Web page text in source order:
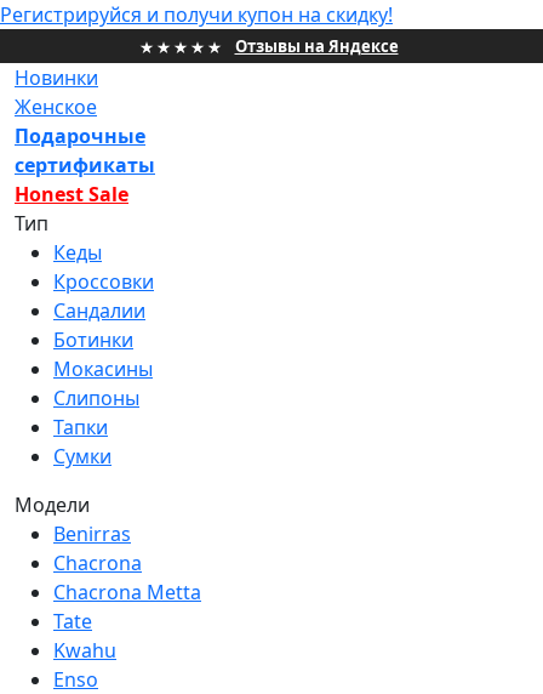
Регистрируйся и получи купон на скидку!
Отзывы на Яндексе
Новинки
Женское
Подарочные
сертификаты
Honest Sale
Тип
Кеды
Кроссовки
Сандалии
Ботинки
Мокасины
Слипоны
Тапки
Сумки
Модели
Benirras
Chacrona
Chacrona Metta
Tate
Kwahu
Enso
НОВИНКИ
ЖЕНСКИЕ
МУЖСКИЕ
ПРОЕКТЫ
ПОДАРОЧНЫЕ СЕРТИФИКАТЫ
HONEST SALE
ИНФОРМАЦИЯ
КОНТАКТЫ
СОЦИАЛЬНЫЕ СЕТИ
ЛИЧНЫЙ КАБИНЕТ
ОПТОВЫМ КЛИЕНТАМ